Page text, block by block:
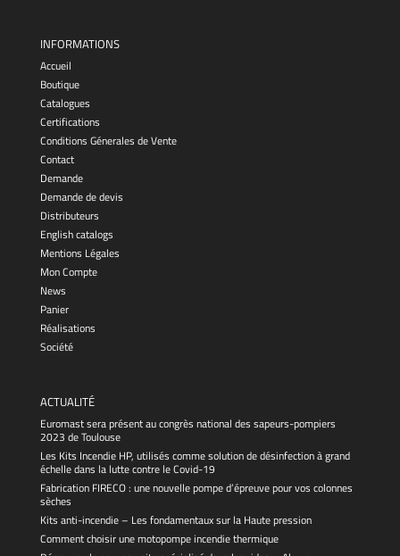
INFORMATIONS
Accueil
Boutique
Catalogues
Certifications
Conditions Génerales de Vente
Contact
Demande
Demande de devis
Distributeurs
English catalogs
Mentions Légales
Mon Compte
News
Panier
Réalisations
Société
ACTUALITÉ
Euromast sera présent au congrès national des sapeurs-pompiers
2023 de Toulouse
Les Kits Incendie HP, utilisés comme solution de désinfection à grand
échelle dans la lutte contre le Covid-19
Fabrication FIRECO : une nouvelle pompe d’épreuve pour vos colonnes
sèches
Kits anti-incendie – Les fondamentaux sur la Haute pression
Comment choisir une motopompe incendie thermique